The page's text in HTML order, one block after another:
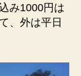
み1000円は
、外は平日